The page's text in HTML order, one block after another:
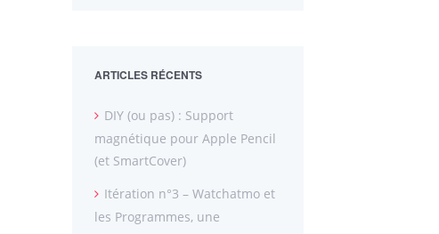
ARTICLES RÉCENTS
DIY (ou pas) : Support
magnétique pour Apple Pencil
(et SmartCover)
Itération n°3 – Watchatmo et
les Programmes, une